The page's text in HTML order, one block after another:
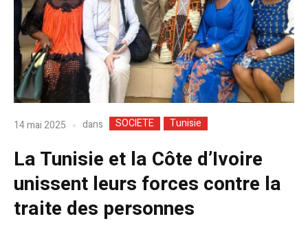
14 mai 2025 dans SOCIETE Tunisie
La Tunisie et la Côte d’Ivoire
unissent leurs forces contre la
traite des personnes